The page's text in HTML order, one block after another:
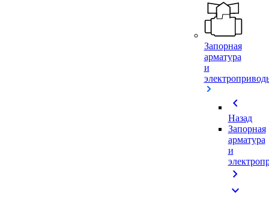
Запорная
арматура
и
chevron_left
Назад
Запорная
арматура
и
chevron_right
expand_more